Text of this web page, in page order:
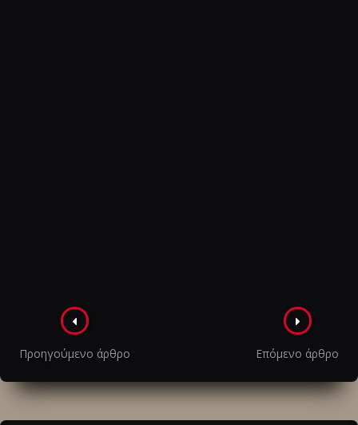
Πλοήγηση
στα
άρθρα
Προηγούμενο άρθρο Επόμενο άρθρο